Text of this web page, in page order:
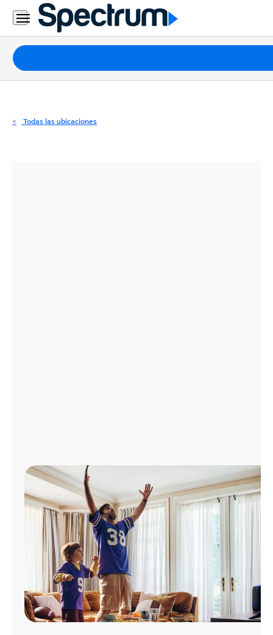
Residencial
Business
Paquetes
Internet
Todas las ubicaciones